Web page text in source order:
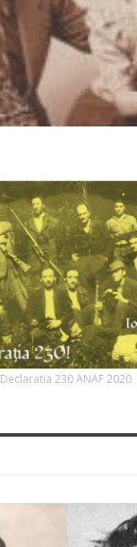
Declaratia 230 ANAF 2020